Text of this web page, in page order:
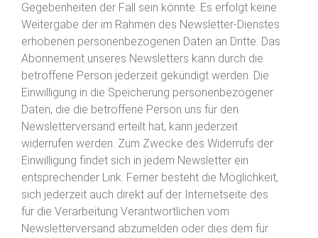
Gegebenheiten der Fall sein könnte. Es erfolgt keine
Weitergabe der im Rahmen des Newsletter-Dienstes
erhobenen personenbezogenen Daten an Dritte. Das
Abonnement unseres Newsletters kann durch die
betroffene Person jederzeit gekündigt werden. Die
Einwilligung in die Speicherung personenbezogener
Daten, die die betroffene Person uns für den
Newsletterversand erteilt hat, kann jederzeit
widerrufen werden. Zum Zwecke des Widerrufs der
Einwilligung findet sich in jedem Newsletter ein
entsprechender Link. Ferner besteht die Möglichkeit,
sich jederzeit auch direkt auf der Internetseite des
für die Verarbeitung Verantwortlichen vom
Newsletterversand abzumelden oder dies dem für